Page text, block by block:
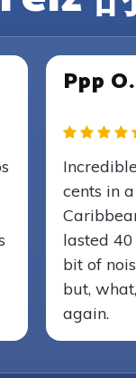
Ppp O.
cents in
lasted
bit of
but,
again.